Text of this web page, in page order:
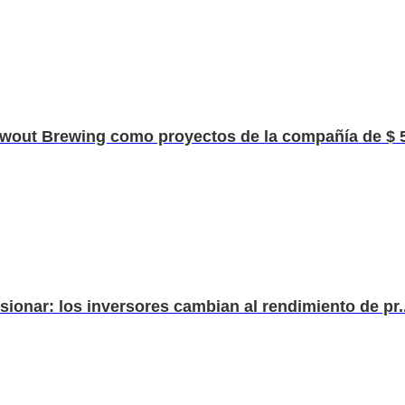
Brewing como proyectos de la compañía de $
los inversores cambian al rendimiento de